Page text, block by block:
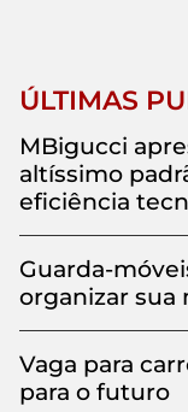
ÚLTIMAS
MBigucci
altíssimo
eficiência
Guarda-
organizar sua
Vaga para
para o futuro